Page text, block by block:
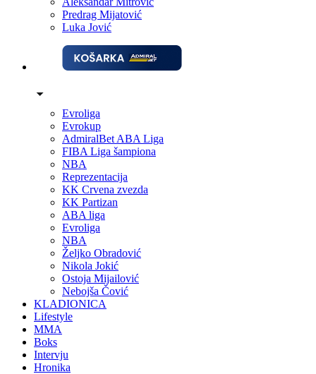
Predrag Mijatović
Luka Jović
Evroliga
Evrokup
AdmiralBet ABA Liga
FIBA Liga šampiona
NBA
Reprezentacija
KK Crvena zvezda
KK Partizan
ABA liga
Evroliga
NBA
Željko Obradović
Nikola Jokić
Ostoja Mijailović
Nebojša Čović
KLADIONICA
Lifestyle
MMA
Boks
Intervju
Hronika